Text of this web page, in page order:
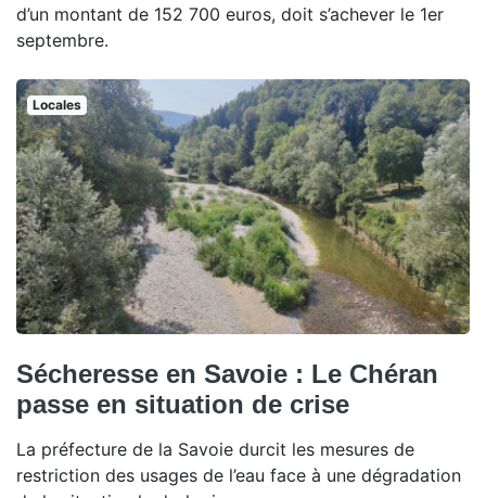
d’un montant de 152 700 euros, doit s’achever le 1er
septembre.
Locales
Sécheresse en Savoie : Le Chéran
passe en situation de crise
La préfecture de la Savoie durcit les mesures de
restriction des usages de l’eau face à une dégradation